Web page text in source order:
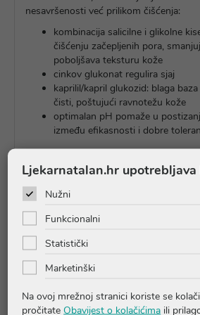
nesavršenosti već prilikom čišćenja:
kombinacija salicilne i glikolne
čišćenju začepljenih pora,
poboljšava teksturu kože
cinkov glukonat regulira sjaj
kaprilil/kapril glukozid: blaga
čisti, poštujući ravnotežu kože
optimalan pH pomaže u
između efikasnosti i dobre
Pitanja i odgovori
Recenzije
Ljekarnatalan.hr upotrebljava
Nužni
Funkcionalni
Statistički
Marketinški
Na ovoj mrežnoj stranici koriste se
pročitate Obavijest o kolačićima ili